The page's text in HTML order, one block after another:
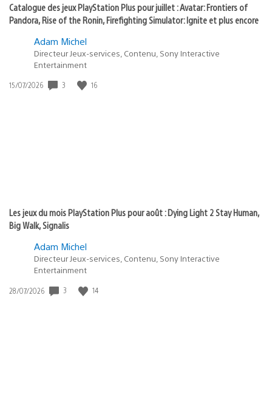
Catalogue des jeux PlayStation Plus pour juillet : Avatar: Frontiers of
Pandora, Rise of the Ronin, Firefighting Simulator: Ignite et plus encore
Adam Michel
Directeur Jeux-services, Contenu, Sony Interactive
Entertainment
Date
15/07/2026 3 16
Les jeux du mois PlayStation Plus pour août : Dying Light 2 Stay Human,
Big Walk, Signalis
Adam Michel
Directeur Jeux-services, Contenu, Sony Interactive
Entertainment
Date
28/07/2026 3 14